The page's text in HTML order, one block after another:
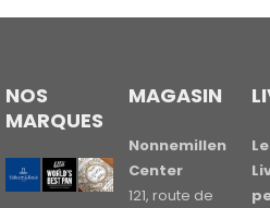
NOS
MARQUES
MAGASIN
Nonnemillen
Center
121, route de